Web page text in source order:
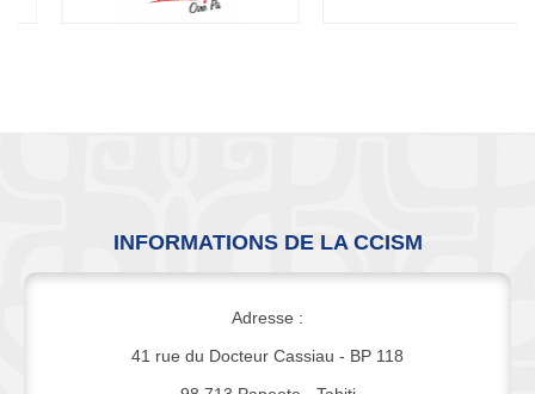
INFORMATIONS DE LA CCISM
Adresse :
41 rue du Docteur Cassiau - BP 118